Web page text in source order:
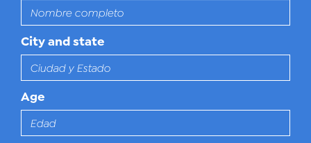
City and state
Age